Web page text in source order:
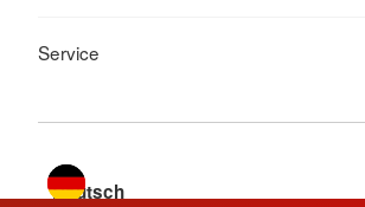
Service
Sprache wechseln zu